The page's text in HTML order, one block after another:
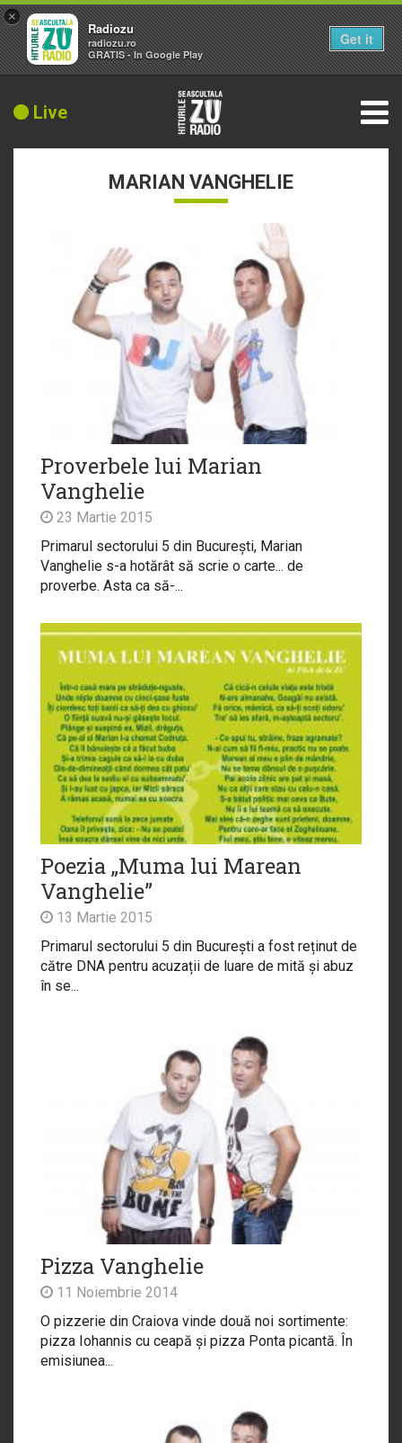
Live
MARIAN VANGHELIE
Proverbele lui Marian
Vanghelie
23 Martie 2015
Primarul sectorului 5 din București, Marian
Vanghelie s-a hotărât să scrie o carte... de
proverbe. Asta ca să-...
Poezia „Muma lui Marean
Vanghelie”
13 Martie 2015
Primarul sectorului 5 din București a fost reținut de
către DNA pentru acuzații de luare de mită și abuz
în se...
Pizza Vanghelie
11 Noiembrie 2014
O pizzerie din Craiova vinde două noi sortimente:
pizza Iohannis cu ceapă și pizza Ponta picantă. În
emisiunea...
×
Radiozu
radiozu.ro
GRATIS - In Google Play
Get it